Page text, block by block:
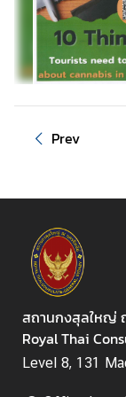
Prev
สถานกงสุลใหญ่
Royal Thai
Level 8, 131